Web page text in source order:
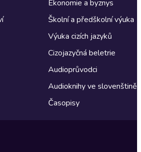
Ekonomie a byznys
Školní a předškolní výuka
Výuka cizích jazyků
Cizojazyčná beletrie
Audioprůvodci
Audioknihy ve slovenštině
Časopisy